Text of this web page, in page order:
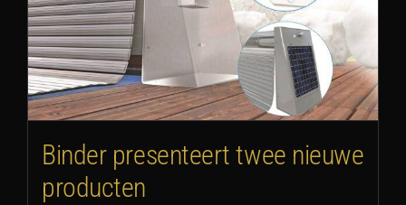
Binder presenteert twee nieuwe
producten